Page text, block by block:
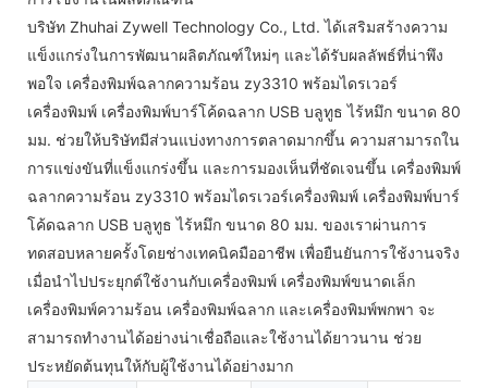
บริษัท Zhuhai Zywell Technology Co., Ltd. ได้เสริมสร้างความ
แข็งแกร่งในการพัฒนาผลิตภัณฑ์ใหม่ๆ และได้รับผลลัพธ์ที่น่าพึง
พอใจ เครื่องพิมพ์ฉลากความร้อน zy3310 พร้อมไดรเวอร์
เครื่องพิมพ์ เครื่องพิมพ์บาร์โค้ดฉลาก USB บลูทูธ ไร้หมึก ขนาด 80
มม. ช่วยให้บริษัทมีส่วนแบ่งทางการตลาดมากขึ้น ความสามารถใน
การแข่งขันที่แข็งแกร่งขึ้น และการมองเห็นที่ชัดเจนขึ้น เครื่องพิมพ์
ฉลากความร้อน zy3310 พร้อมไดรเวอร์เครื่องพิมพ์ เครื่องพิมพ์บาร์
โค้ดฉลาก USB บลูทูธ ไร้หมึก ขนาด 80 มม. ของเราผ่านการ
ทดสอบหลายครั้งโดยช่างเทคนิคมืออาชีพ เพื่อยืนยันการใช้งานจริง
เมื่อนำไปประยุกต์ใช้งานกับเครื่องพิมพ์ เครื่องพิมพ์ขนาดเล็ก
เครื่องพิมพ์ความร้อน เครื่องพิมพ์ฉลาก และเครื่องพิมพ์พกพา จะ
สามารถทำงานได้อย่างน่าเชื่อถือและใช้งานได้ยาวนาน ช่วย
ประหยัดต้นทุนให้กับผู้ใช้งานได้อย่างมาก